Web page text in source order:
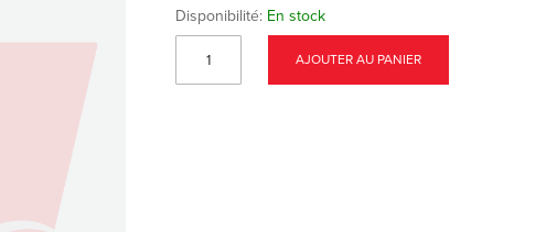
Disponibilité: En stock
AJOUTER AU PANIER